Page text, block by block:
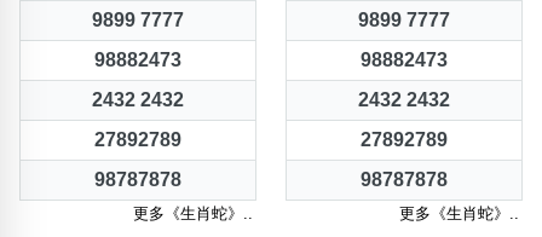
9899 7777
98882473
2432 2432
27892789
98787878
更多《生肖蛇》..
9899 7777
98882473
2432 2432
27892789
98787878
更多《生肖蛇》..